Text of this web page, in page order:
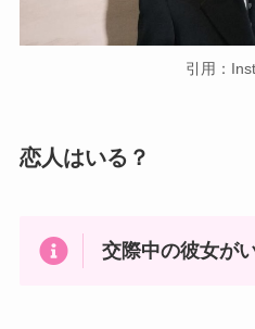
引用：
恋人はいる？
交際中の彼女が